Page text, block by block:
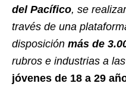
del Pacífico, se
través de una
disposición más de
rubros e industrias a
jóvenes de 18 a 29